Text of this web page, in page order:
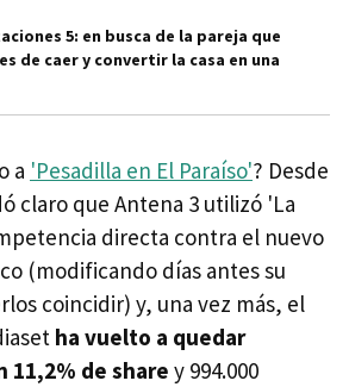
5: en busca de la pareja que
de caer y convertir la casa en una
a 'Pesadilla en El Paraíso'? Desde
claro que Antena 3 utilizó 'La
directa contra el nuevo
(modificando días antes su
coincidir) y, una vez más, el
ha vuelto a quedar
11,2% de share y 994.000